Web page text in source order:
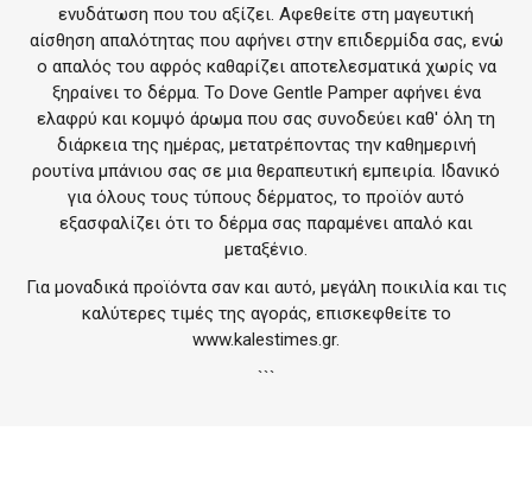
ενυδάτωση που του αξίζει. Αφεθείτε στη μαγευτική
αίσθηση απαλότητας που αφήνει στην επιδερμίδα σας, ενώ
ο απαλός του αφρός καθαρίζει αποτελεσματικά χωρίς να
ξηραίνει το δέρμα. Το Dove Gentle Pamper αφήνει ένα
ελαφρύ και κομψό άρωμα που σας συνοδεύει καθ' όλη τη
διάρκεια της ημέρας, μετατρέποντας την καθημερινή
ρουτίνα μπάνιου σας σε μια θεραπευτική εμπειρία. Ιδανικό
για όλους τους τύπους δέρματος, το προϊόν αυτό
εξασφαλίζει ότι το δέρμα σας παραμένει απαλό και
μεταξένιο.
Για μοναδικά προϊόντα σαν και αυτό, μεγάλη ποικιλία και τις
καλύτερες τιμές της αγοράς, επισκεφθείτε το
www.kalestimes.gr.
```